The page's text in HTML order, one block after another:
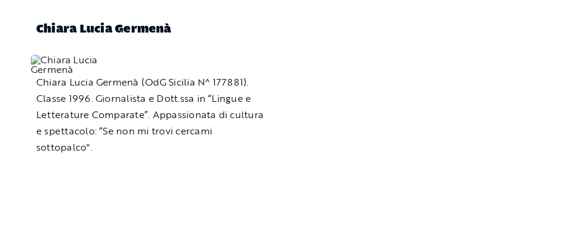
Chiara Lucia Germenà
Chiara Lucia Germenà (OdG Sicilia N^ 177881).
Classe 1996. Giornalista e Dott.ssa in “Lingue e
Letterature Comparate”. Appassionata di cultura
e spettacolo: “Se non mi trovi cercami
sottopalco".